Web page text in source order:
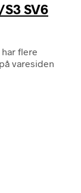
SV6
flere
varesiden